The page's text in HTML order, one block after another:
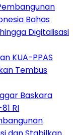
Bahas
Digitalisasi
KUA-PPAS
Tembus
Baskara
RI